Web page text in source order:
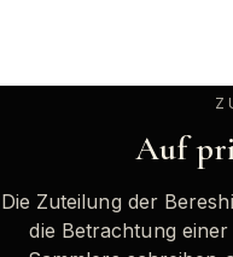
Auf
Die Zuteilung der
die Betrachtung